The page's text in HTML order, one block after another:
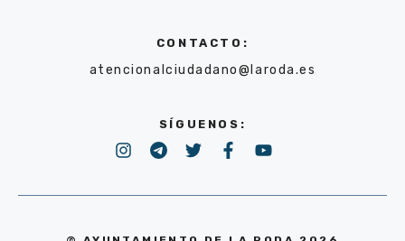
CONTACTO:
atencionalciudadano@laroda.es
SÍGUENOS: